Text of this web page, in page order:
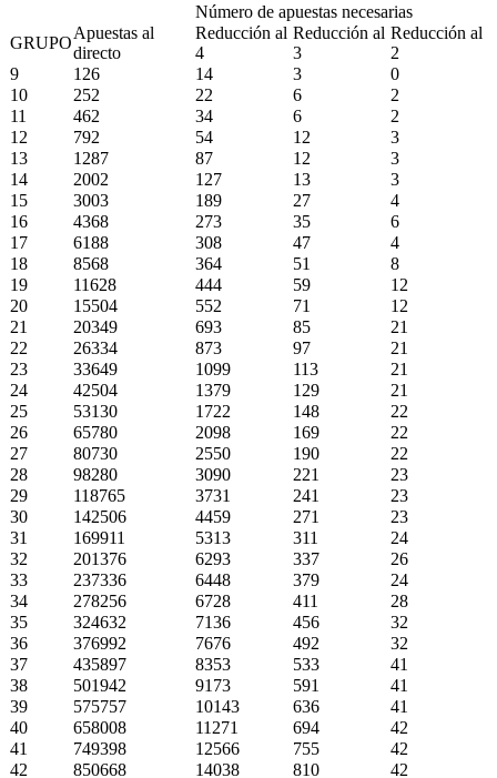
Número de apuestas necesarias
GRUPO
Apuestas al
directo
Reducción al
4
Reducción al
3
Reducción al
2
9
126 14 3
0
10
252 22 6
2
11
462 34 6
2
12
792 54 12
3
13
1287 87 12
3
14
2002 127 13
3
15
3003 189 27
4
16
4368 273 35
6
17
6188 308 47
4
18
8568 364 51
8
19
11628 444 59
12
20
15504 552 71
12
21
20349 693 85
21
22
26334 873 97
21
23
33649 1099 113
21
24
42504 1379 129
21
25
53130 1722 148
22
26
65780 2098 169
22
27
80730 2550 190
22
28
98280 3090 221
23
29
118765 3731 241
23
30
142506 4459 271
23
31
169911 5313 311
24
32
201376 6293 337
26
33
237336 6448 379
24
34
278256 6728 411
28
35
324632 7136 456
32
36
376992 7676 492
32
37
435897 8353 533
41
38
501942 9173 591
41
39
575757 10143 636
41
40
658008 11271 694
42
41
749398 12566 755
42
42
850668 14038 810
42